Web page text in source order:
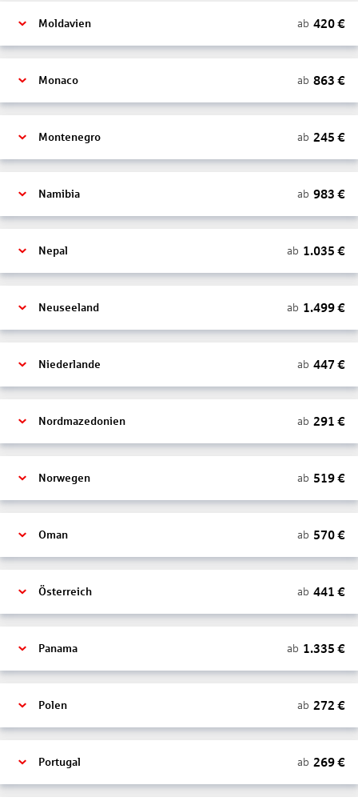
Moldavien ab 420€
Monaco ab 863 €
Montenegro ab 245 €
Namibia ab 983 €
Nepal ab 1.035 €
Neuseeland ab 1.499€
Niederlande ab 447 €
Nordmazedonien ab 291 €
Norwegen ab 519€
Oman ab 570€
Österreich ab 441 €
Panama ab 1.335 €
Polen ab 272 €
Portugal ab 269€